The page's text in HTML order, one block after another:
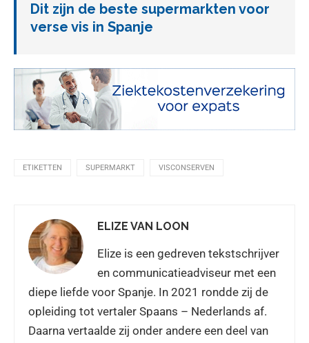
Dit zijn de beste supermarkten voor
verse vis in Spanje
ETIKETTEN SUPERMARKT VISCONSERVEN
ELIZE VAN LOON
Elize is een gedreven tekstschrijver
en communicatieadviseur met een
diepe liefde voor Spanje. In 2021 rondde zij de
opleiding tot vertaler Spaans – Nederlands af.
Daarna vertaalde zij onder andere een deel van